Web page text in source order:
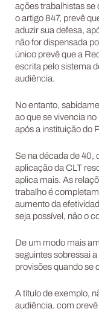
ações trabalhistas se
o artigo 847, prevê
aduzir sua defesa,
não for dispensada
único prevê que a
escrita pelo sistema
audiência.
No entanto,
ao que se vivencia
após a instituição do
Se na década de 40,
aplicação da CLT
aplica mais. As
trabalho é
aumento da
seja possível, não o
De um modo mais
seguintes sobressai
provisões quando se
A título de exemplo,
audiência, com